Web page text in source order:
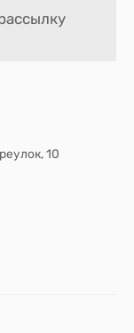
10